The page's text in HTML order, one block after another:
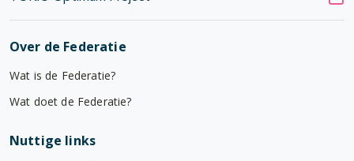
Over de Federatie
Wat is de Federatie?
Wat doet de Federatie?
Nuttige links